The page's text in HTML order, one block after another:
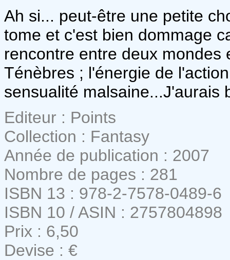
Ah si... peut-être une petite
tome et c'est bien dommage
rencontre entre deux
Ténèbres ; l'énergie de
sensualité malsaine...J'aurais
Editeur : Points
Collection : Fantasy
Année de publication : 2007
Nombre de pages : 281
ISBN 13 : 978-2-7578-0489-6
ISBN 10 / ASIN : 2757804898
Prix : 6,50
Devise : €